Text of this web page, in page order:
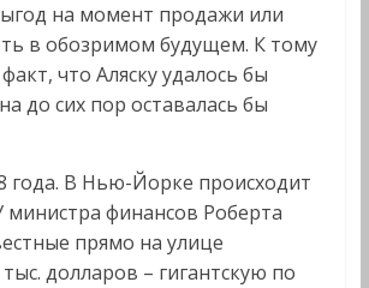
на момент продажи или
в обозримом будущем. К тому
что Аляску удалось бы
до сих пор оставалась бы
года. В Нью-Йорке происходит
министра финансов Роберта
прямо на улице
долларов – гигантскую по